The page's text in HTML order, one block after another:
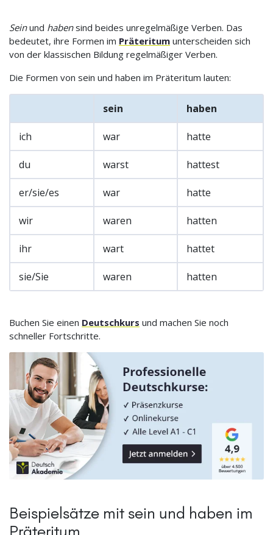
Seinund habensind beides unregelmäßige Verben. Das
bedeutet, ihre Formen im Präteritum unterscheiden sich
von der klassischen Bildung regelmäßiger Verben.
Die Formen von sein und haben im Präteritum lauten:
sein haben
ich war hatte
du warst hattest
er/sie/es war hatte
wir waren hatten
ihr wart hattet
sie/Sie waren hatten
Buchen Sie einen Deutschkurs und machen Sie noch
schneller Fortschritte.
Beispielsätze mit sein und haben im